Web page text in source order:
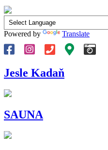
Powered by Translate
Jesle Kadaň
SAUNA